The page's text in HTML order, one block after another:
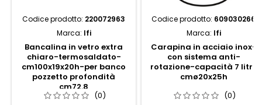
Codice prodotto: 220072963
Marca: Ifi
Bancalina in vetro extra
chiaro-termosaldato-
cm100x19x20h-per banco
pozzetto profondità
cm72.8
(0)
Codice prodotto: 609030266
Marca: Ifi
Carapina in acciaio inox-
con sistema anti-
rotazione-capacità 7 litri,
cmø20x25h
(0)